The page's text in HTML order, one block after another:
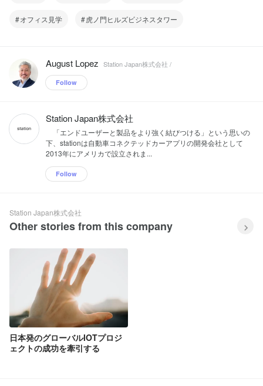
オフィス見学 虎ノ門ヒルズビジネスタワー
August Lopez Station Japan株式会社 /
Follow
Station Japan株式会社
「エンドユーザーと製品をより強く結びつける」という思いの
下、stationは自動車コネクテッドカーアプリの開発会社として
2013年にアメリカで設立されま...
Follow
Station Japan株式会社
Other stories from this company
日本発のグローバルIOTプロジ
ェクトの成功を牽引する